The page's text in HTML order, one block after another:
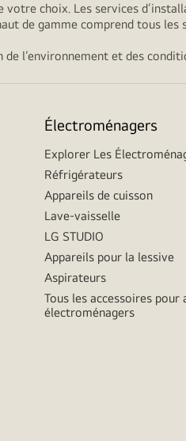
votre choix. Les services
de gamme comprend tous
l’environnement et des
Électroménagers
Explorer Les
Réfrigérateurs
Appareils de cuisson
Lave-vaisselle
LG STUDIO
Appareils pour la lessive
Aspirateurs
Tous les accessoires pour
électroménagers